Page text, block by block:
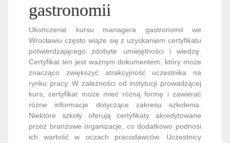
gastronomii
Ukończenie kursu managera gastronomii we
Wrocławiu często wiąże się z uzyskaniem certyfikatu
potwierdzającego zdobyte umiejętności i wiedzę.
Certyfikat ten jest ważnym dokumentem, który może
znacząco zwiększyć atrakcyjność uczestnika na
rynku pracy. W zależności od instytucji prowadzącej
kurs, certyfikat może mieć różną formę i zawierać
różne informacje dotyczące zakresu szkolenia.
Niektóre szkoły oferują certyfikaty akredytowane
przez branżowe organizacje, co dodatkowo podnosi
ich wartość w oczach pracodawców. Uczestnicy